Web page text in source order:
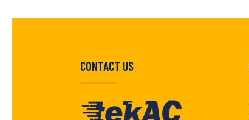
CONTACT US